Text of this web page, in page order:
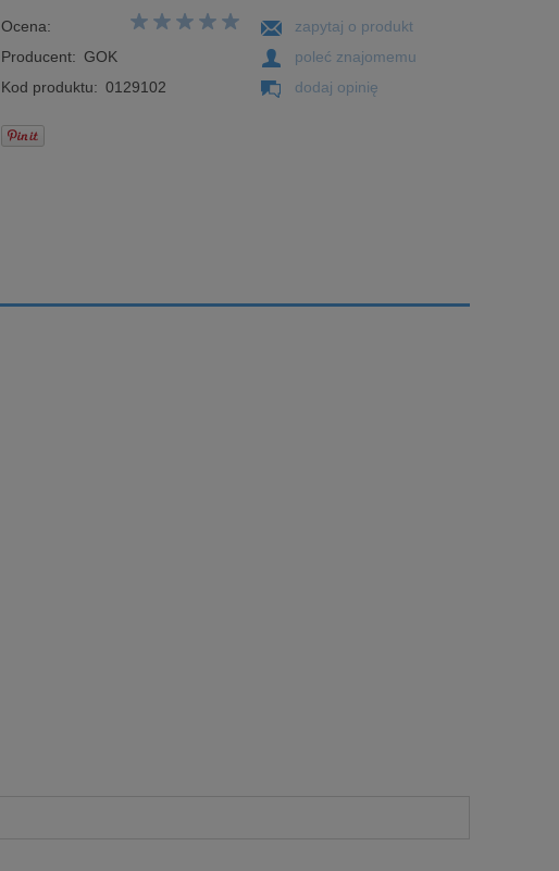
Ocena:
Producent: GOK
Kod produktu: 0129102
zapytaj o produkt
poleć znajomemu
dodaj opinię